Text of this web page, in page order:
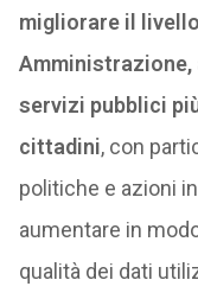
migliorare il
Amministrazione,
servizi pubblici
cittadini, con
politiche e azioni
aumentare in
qualità dei dati